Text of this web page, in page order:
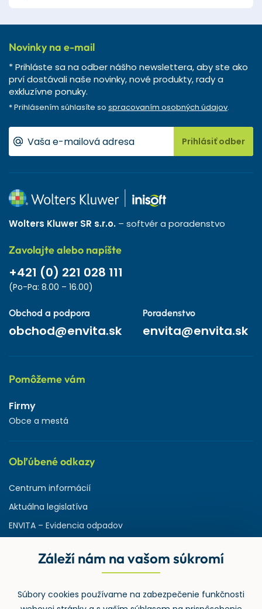
Novinky na e-mail
* Prihláste sa na odber nášho newslettera, aby ste ako
prví dostávali naše novinky, nové produkty, rady a
exkluzívne ponuky.
* Prihlásením súhlasíte so spracovaním osobných údajov.
Prihlásiť odber
Wolters Kluwer SR s.r.o. – softvér a poradenstvo
Zavolajte alebo napíšte
+421 (0) 221 028 111
(Po-Pa: 8.00 – 16.00)
Obchod a podpora
obchod@envita.sk
Poradenstvo
envita@envita.sk
Pomôžeme vám
Firmy
Obce a mestá
Obľúbené odkazy
Centrum informácií
Aktuálna legislatíva
ENVITA – Evidencia odpadov
Ministerstvo životného prostredia
ASPI | Svet práva pre profesionálov
Záleží nám na vašom súkromí
Súbory cookies používame na zabezpečenie funkčnosti